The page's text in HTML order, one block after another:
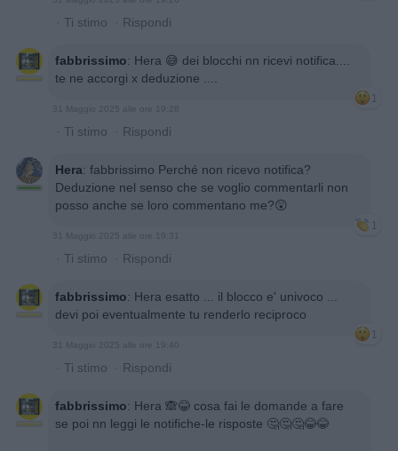
· Ti stimo · Rispondi
fabbrissimo: Hera 😅 dei blocchi nn ricevi notifica....
te ne accorgi x deduzione ....
1
31 Maggio 2025 alle ore 19:28
· Ti stimo · Rispondi
Hera: fabbrissimo Perché non ricevo notifica?
Deduzione nel senso che se voglio commentarli non
posso anche se loro commentano me?😲
1
31 Maggio 2025 alle ore 19:31
· Ti stimo · Rispondi
fabbrissimo: Hera esatto ... il blocco e' univoco ...
devi poi eventualmente tu renderlo reciproco
1
31 Maggio 2025 alle ore 19:40
· Ti stimo · Rispondi
fabbrissimo: Hera 🙈😂 cosa fai le domande a fare
se poi nn leggi le notifiche-le risposte 🤔🤔🤔😂😂